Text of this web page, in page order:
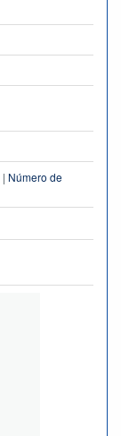
| Número de